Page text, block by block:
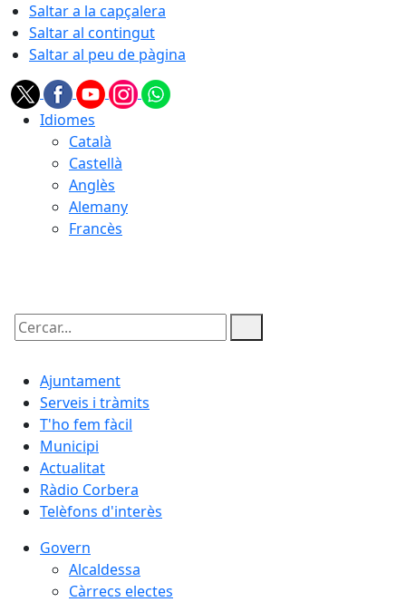
Saltar a la capçalera
Saltar al contingut
Saltar al peu de pàgina
Idiomes
Català
Castellà
Anglès
Alemany
Francès
Cercar:
Ajuntament
Serveis i tràmits
T'ho fem fàcil
Municipi
Actualitat
Ràdio Corbera
Telèfons d'interès
Govern
Alcaldessa
Càrrecs electes